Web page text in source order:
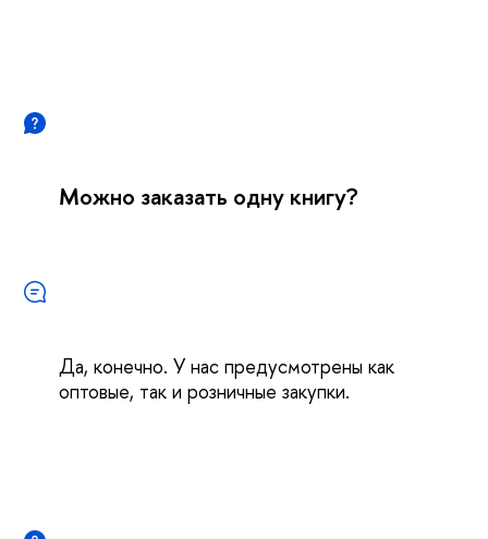
Можно заказать одну книгу?
Да, конечно. У нас предусмотрены как
оптовые, так и розничные закупки.